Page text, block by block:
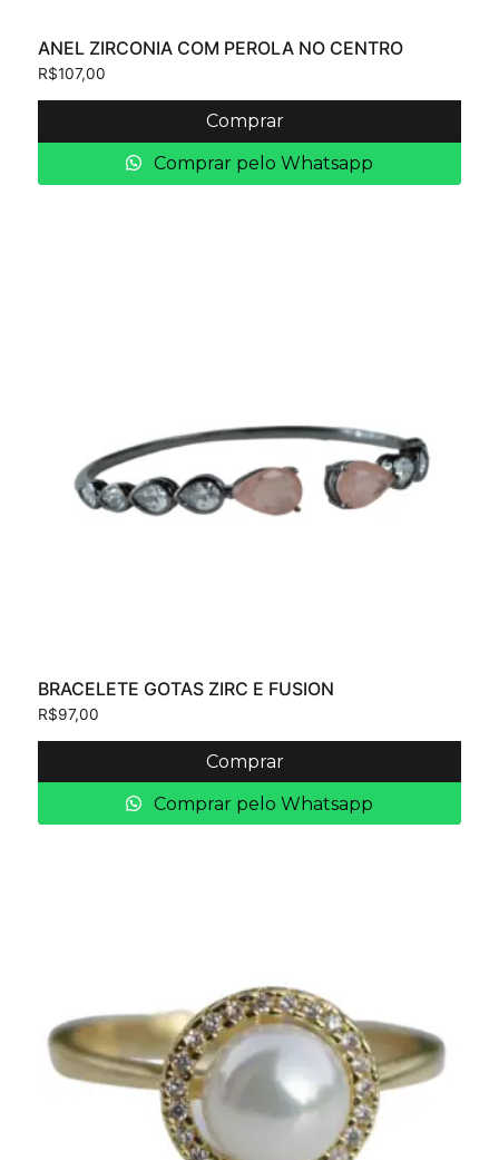
ANEL ZIRCONIA COM PEROLA NO CENTRO
R$107,00
Comprar
Comprar pelo Whatsapp
BRACELETE GOTAS ZIRC E FUSION
R$97,00
Comprar
Comprar pelo Whatsapp